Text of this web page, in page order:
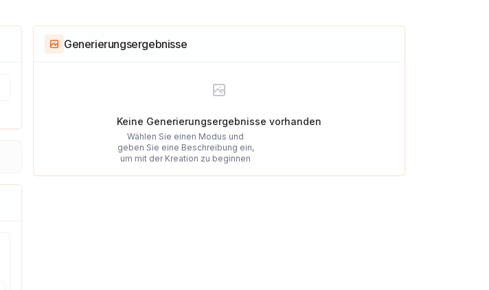
Generierungsergebnisse
Keine Generierungsergebnisse vorhanden
Wählen Sie einen Modus und
geben Sie eine Beschreibung ein,
um mit der Kreation zu beginnen